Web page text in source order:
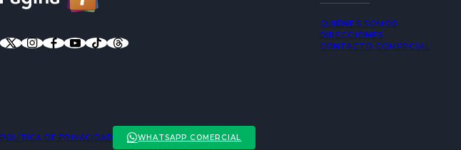
QUIÉNES SOMOS
DIRECCIONES
CONTACTO COMERCIAL
POLÍTICA DE PRIVACIDAD WHATSAPP COMERCIAL